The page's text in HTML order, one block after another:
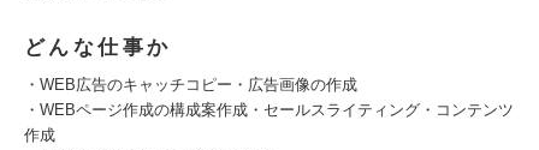
どんな仕事か
・WEB広告のキャッチコピー・広告画像の作成
・WEBページ作成の構成案作成・セールスライティング・コンテンツ
作成